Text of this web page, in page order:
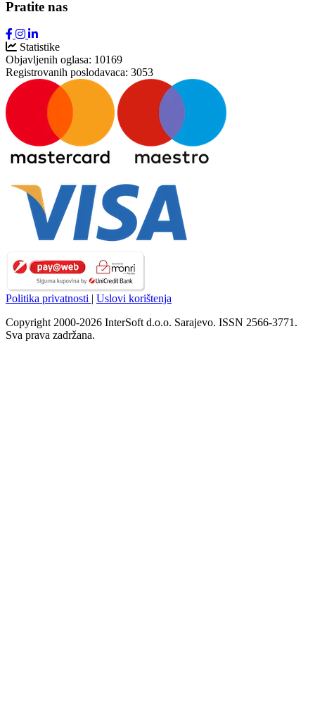
Pratite nas
Statistike
Objavljenih oglasa: 10169
Registrovanih poslodavaca: 3053
Politika privatnosti | Uslovi korištenja
Copyright 2000-2026 InterSoft d.o.o. Sarajevo. ISSN 2566-3771.
Sva prava zadržana.